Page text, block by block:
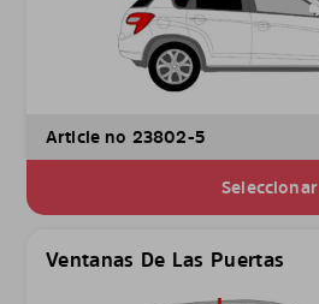
Article no 23802-5
Seleccionar
Ventanas De Las Puertas